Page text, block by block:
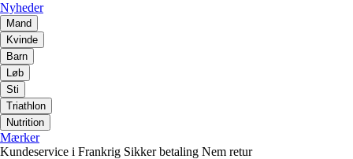
Nyheder
Mand
Kvinde
Barn
Løb
Sti
Triathlon
Nutrition
Mærker
Kundeservice i Frankrig Sikker betaling Nem retur